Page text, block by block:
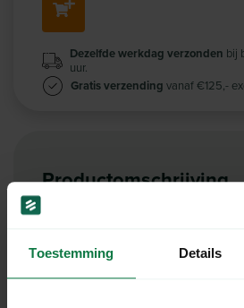
Toestemming Details
Dezelfde werkdag verzonden bij
uur.
Gratis verzending vanaf €125,-
Productomschrijving
afmetingen van
biedt voldoende ruimte en